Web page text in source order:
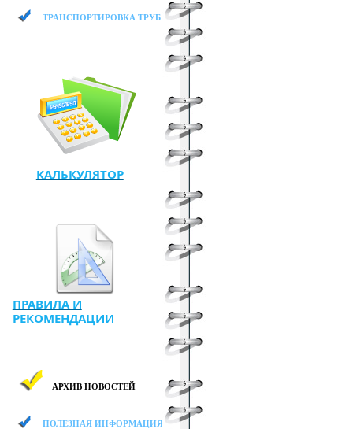
ТРАНСПОРТИРОВКА ТРУБ ППУ
КАЛЬКУЛЯТОР
ПРАВИЛА И
РЕКОМЕНДАЦИИ
АРХИВ НОВОСТЕЙ
ПОЛЕЗНАЯ ИНФОРМАЦИЯ